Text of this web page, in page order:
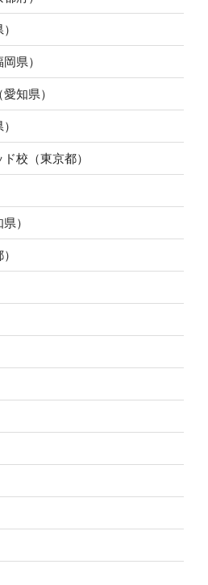
県）
知県）
校（東京都）
）